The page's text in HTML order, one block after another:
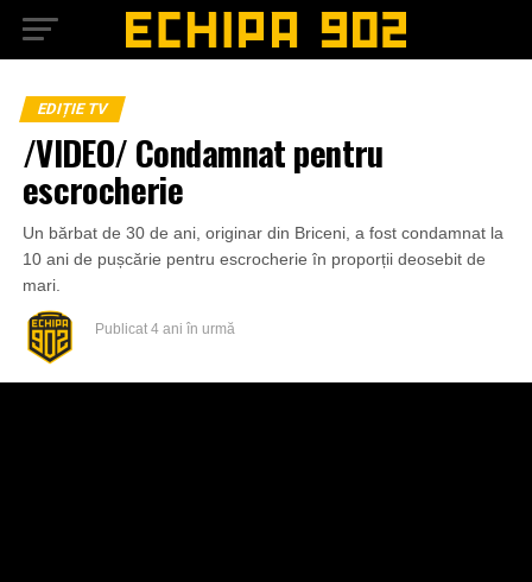
EDIȚIE TV
/VIDEO/ Condamnat pentru
escrocherie
Un bărbat de 30 de ani, originar din Briceni, a fost condamnat la
10 ani de pușcărie pentru escrocherie în proporții deosebit de
mari.
Publicat 4 ani în urmă